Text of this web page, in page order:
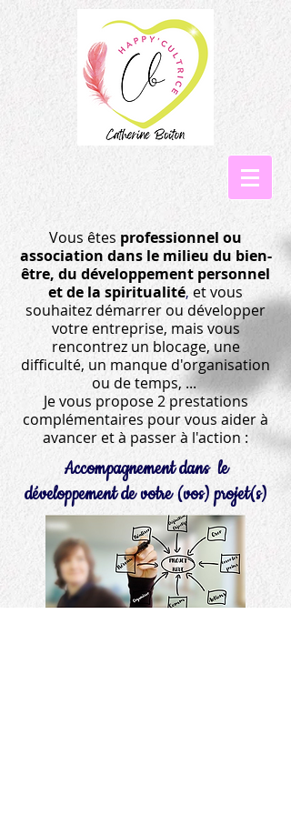
Vous êtes professionnel ou
association dans le milieu du bien-
être, du développement personnel
et de la spiritualité, et vous
souhaitez démarrer ou développer
votre entreprise, mais vous
rencontrez un blocage, une
difficulté, un manque d'organisation
ou de temps, ...
Je vous propose 2 prestations
complémentaires pour vous aider à
avancer et à passer à l'action :
Accompagnement dans le
développement de votre (vos) projet(s)